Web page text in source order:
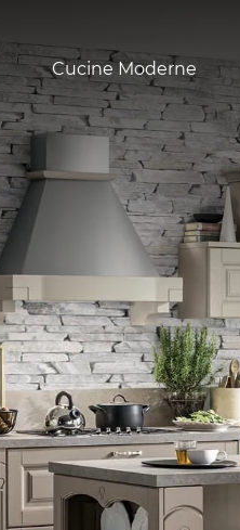
Cucine Moderne